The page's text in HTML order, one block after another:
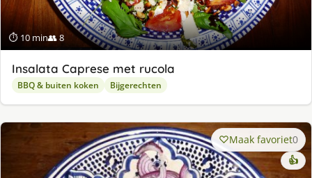
⏱ 10 min👥 8
Insalata Caprese met rucola
BBQ & buiten koken Bijgerechten
Maak favoriet0
👍